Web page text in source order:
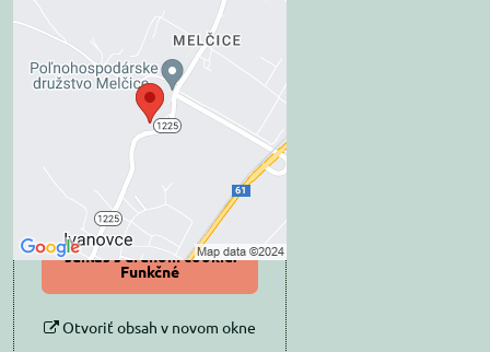
Externý obsah je
blokovaný Voľbami
súkromia
Prajete si načítať externý obsah?
Povoliť tentokrát
Povoliť a zapamätať -
súhlas s druhom cookie:
Funkčné
Otvoriť obsah v novom okne